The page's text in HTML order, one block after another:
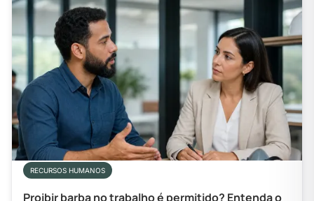
RECURSOS HUMANOS
Proibir barba no trabalho é permitido? Entenda o